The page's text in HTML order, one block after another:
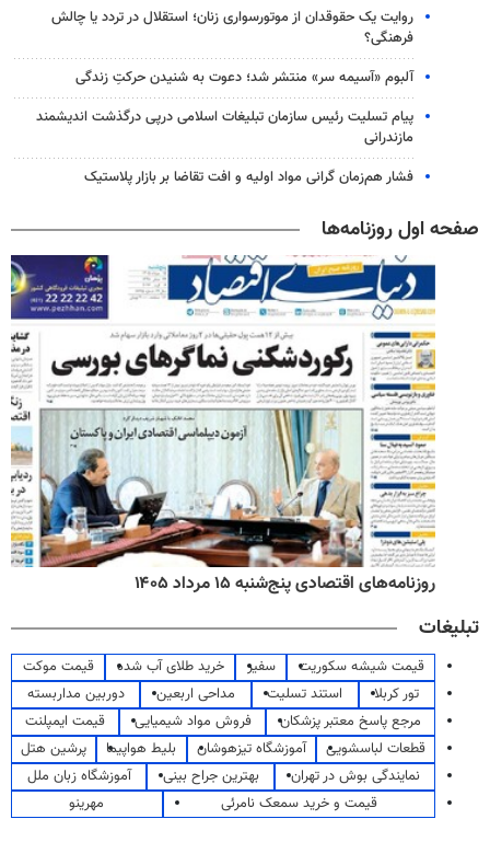
روایت یک حقوقدان از موتورسواری زنان؛ استقلال در تردد یا چالش
فرهنگی؟
آلبوم «آسیمه سر» منتشر شد؛ دعوت به شنیدن حرکتِ زندگی
پیام تسلیت رئیس سازمان تبلیغات اسلامی درپی درگذشت اندیشمند
مازندرانی
فشار هم‌زمان گرانی مواد اولیه و افت تقاضا بر بازار پلاستیک
صفحه اول روزنامه‌ها
روزنامه‌های اقتصادی پنج‌شنبه ۱۵ مرداد ۱۴۰۵
تبلیغات
قیمت شیشه سکوریت سفیر خرید طلای آب شده
قیمت موکت
تور کربلا
استند تسلیت مداحی اربعین
دوربین مداربسته
مرجع پاسخ معتبر پزشکان
فروش مواد شیمیایی
قیمت ایمپلنت
قطعات لباسشویی
آموزشگاه تیزهوشان بلیط هواپیما
پرشین هتل
نمایندگی بوش در تهران
بهترین جراح بینی
آموزشگاه زبان ملل
قیمت و خرید سمعک نامرئی
مهرینو